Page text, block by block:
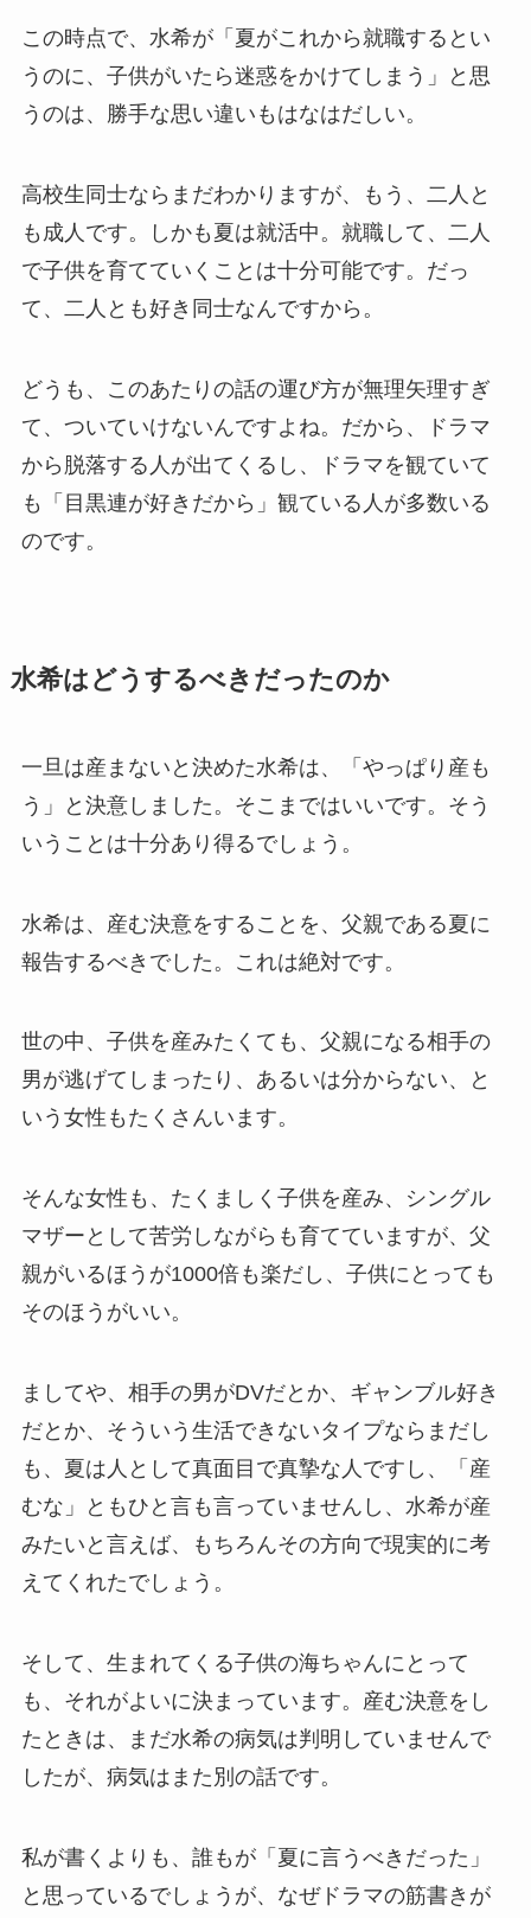
この時点で、水希が「夏がこれから就職するとい
うのに、子供がいたら迷惑をかけてしまう」と思
うのは、勝手な思い違いもはなはだしい。
高校生同士ならまだわかりますが、もう、二人と
も成人です。しかも夏は就活中。就職して、二人
で子供を育てていくことは十分可能です。だっ
て、二人とも好き同士なんですから。
どうも、このあたりの話の運び方が無理矢理すぎ
て、ついていけないんですよね。だから、ドラマ
から脱落する人が出てくるし、ドラマを観ていて
も「目黒連が好きだから」観ている人が多数いる
のです。
水希はどうするべきだったのか
一旦は産まないと決めた水希は、「やっぱり産も
う」と決意しました。そこまではいいです。そう
いうことは十分あり得るでしょう。
水希は、産む決意をすることを、父親である夏に
報告するべきでした。これは絶対です。
世の中、子供を産みたくても、父親になる相手の
男が逃げてしまったり、あるいは分からない、と
いう女性もたくさんいます。
そんな女性も、たくましく子供を産み、シングル
マザーとして苦労しながらも育てていますが、父
親がいるほうが1000倍も楽だし、子供にとっても
そのほうがいい。
ましてや、相手の男がDVだとか、ギャンブル好き
だとか、そういう生活できないタイプならまだし
も、夏は人として真面目で真摯な人ですし、「産
むな」ともひと言も言っていませんし、水希が産
みたいと言えば、もちろんその方向で現実的に考
えてくれたでしょう。
そして、生まれてくる子供の海ちゃんにとって
も、それがよいに決まっています。産む決意をし
たときは、まだ水希の病気は判明していませんで
したが、病気はまた別の話です。
私が書くよりも、誰もが「夏に言うべきだった」
と思っているでしょうが、なぜドラマの筋書きが